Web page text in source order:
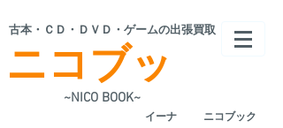
~NICO BOOK~
ニコブッ
​古本・ＣＤ・ＤＶＤ・ゲームの出張買取
​イーナ ニコブック